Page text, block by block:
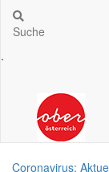
Suche
.
Coronavirus: